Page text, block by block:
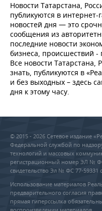
Новости Татарстана,
публикуются в интернет-
новостей дня — это
сообщения из
последние новости
бизнеса, происшествий -
Все новости
знать, публикуются в
и без выходных – здесь
дня к этому часу.
© 2015 - 2026 Сетевое издание
Федеральной службой по
технологий и массовых
регистрационный номер ЭЛ № ФС
свидетельство Эл № ФС 77-59331
Использование материалов
предварительного согласия
прямая гиперссылка